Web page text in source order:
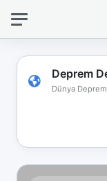
Deprem
Dünya